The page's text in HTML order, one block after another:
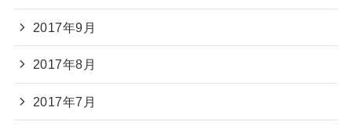
2017年9月
2017年8月
2017年7月